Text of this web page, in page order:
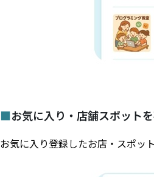
■お気に入り・店舗スポット
お気に入り登録したお店・スポッ